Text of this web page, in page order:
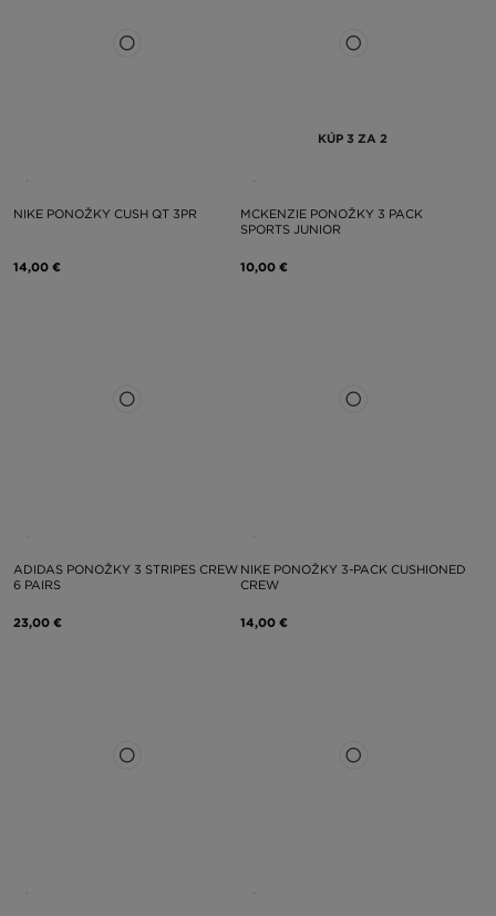
NIKE PONOŽKY CUSH QT 3PR
14,00 €
KÚP 3 ZA 2
MCKENZIE PONOŽKY 3 PACK
SPORTS JUNIOR
10,00 €
ADIDAS PONOŽKY 3 STRIPES CREW
6 PAIRS
23,00 €
NIKE PONOŽKY 3-PACK CUSHIONED
CREW
14,00 €